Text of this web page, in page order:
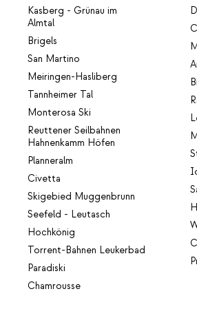
Kasberg - Grünau im
Almtal
Brigels
San Martino
Meiringen-Hasliberg
Tannheimer Tal
Monterosa Ski
Reuttener Seilbahnen
Hahnenkamm Höfen
Planneralm
Civetta
Skigebied Muggenbrunn
Seefeld - Leutasch
Hochkönig
Torrent-Bahnen Leukerbad
Paradiski
Chamrousse